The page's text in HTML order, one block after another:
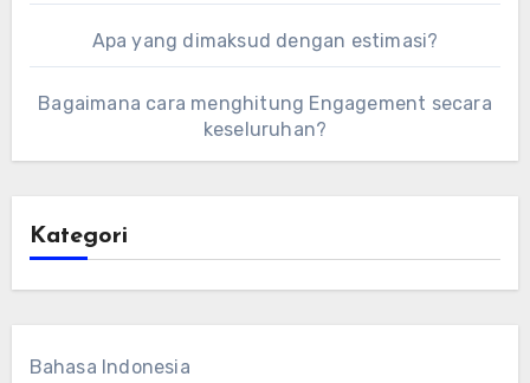
Apa yang dimaksud dengan estimasi?
Bagaimana cara menghitung Engagement secara
keseluruhan?
Kategori
Bahasa Indonesia